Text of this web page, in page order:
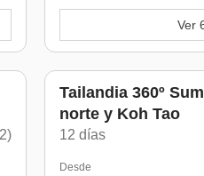
Ver
De mayo a octubre
Tailandia 360º
norte y Koh Tao
12 días
Desde